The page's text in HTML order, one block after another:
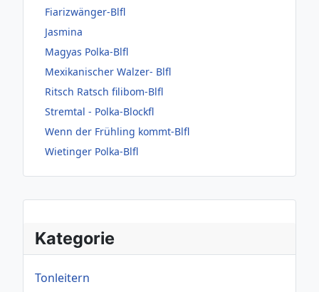
Kategorie
Tonleitern
Fiarizwänger-Blfl
Jasmina
Magyas Polka-Blfl
Mexikanischer Walzer- Blfl
Ritsch Ratsch filibom-Blfl
Stremtal - Polka-Blockfl
Wenn der Frühling kommt-Blfl
Wietinger Polka-Blfl